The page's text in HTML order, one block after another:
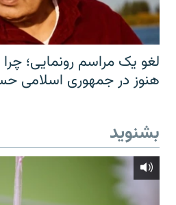
لغو یک مراسم رونمایی؛
هنوز در جمهوری اسلامی
بشنوید